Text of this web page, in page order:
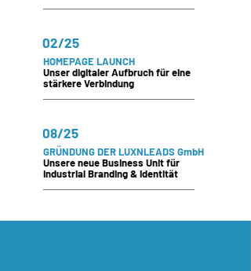
02/25
HOMEPAGE LAUNCH
Unser digitaler Aufbruch für eine
stärkere Verbindung
08/25
GRÜNDUNG DER LUXNLEADS GmbH
Unsere neue Business Unit für
Industrial Branding & Identität